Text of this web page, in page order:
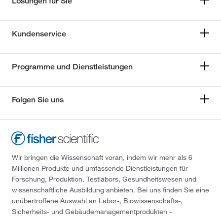
Kundenservice
Programme und Dienstleistungen
Folgen Sie uns
Wir bringen die Wissenschaft voran, indem wir mehr als 6
Millionen Produkte und umfassende Dienstleistungen für
Forschung, Produktion, Testlabors, Gesundheitswesen und
wissenschaftliche Ausbildung anbieten. Bei uns finden Sie eine
unübertroffene Auswahl an Labor-, Biowissenschafts-,
Sicherheits- und Gebäudemanagementprodukten -